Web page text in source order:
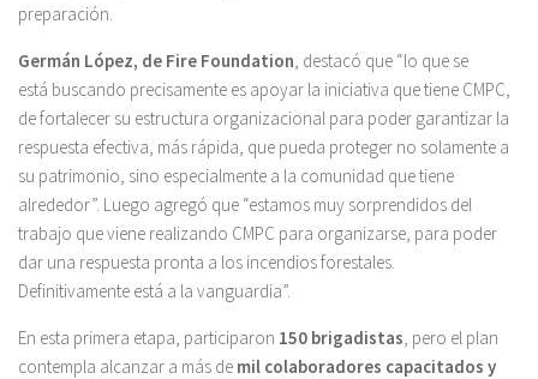
preparación.
Germán López, de Fire Foundation , destacó que “lo que se
está buscando precisamente es apoyar la iniciativa que tiene CMPC,
de fortalecer su estructura organizacional para poder garantizar la
respuesta efectiva, más rápida, que pueda proteger no solamente a
su patrimonio, sino especialmente a la comunidad que tiene
alrededor”. Luego agregó que “estamos muy sorprendidos del
trabajo que viene realizando CMPC para organizarse, para poder
dar una respuesta pronta a los incendios forestales.
Definitivamente está a la vanguardia”.
En esta primera etapa, participaron 150 brigadistas , pero el plan
contempla alcanzar a más de mil colaboradores capacitados y